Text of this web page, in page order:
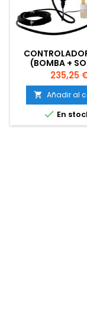
(BOMBA +
PROSYSTEM
Precio
235,25
 Añadir al
 En